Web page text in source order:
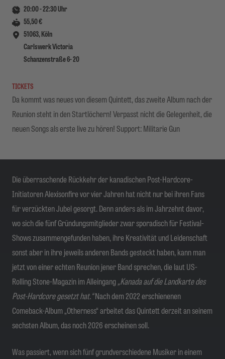
20:00-22:30Uhr
55,50 €
51063, Köln
Carlswerk Victoria
Schanzenstraße 6- 20
TICKETS
Da kommt was neues von diesem Quintett, das zweite Album nach der
Reunion steht in den Startlöchern! Verpasst nicht die Gelegenheit, die
neuen Songs als erste live zu hören! Support: Militarie Gun
Die überraschende Rückkehr der kanadischen Post-Hardcore-
Initiatoren Alexisonfire vor vier Jahren hat nicht nur bei ihren Fans
für verzückten Jubel gesorgt. Denn anders als im Jahrzehnt davor,
wo sich die fünf Gründungsmitglieder zwar sporadisch für Festival-
Shows zusammengefunden haben, ihre Kreativität und Leidenschaft
sonst aber in ihre jeweils anderen Bands gesteckt haben, kann man
jetzt von einer echten Reunion jener Band sprechen, die laut US-
Rolling Stone-Magazin im Alleingang„Kanada auf die Landkarte des
Post-Hardcore gesetzt hat.“Nach dem 2022 erschienenen
Comeback-Album „Otherness“ arbeitet das Quintett derzeit an seinem
sechsten Album, das noch 2026 erscheinen soll.
Was passiert, wenn sich fünf grundverschiedene Musiker in einem